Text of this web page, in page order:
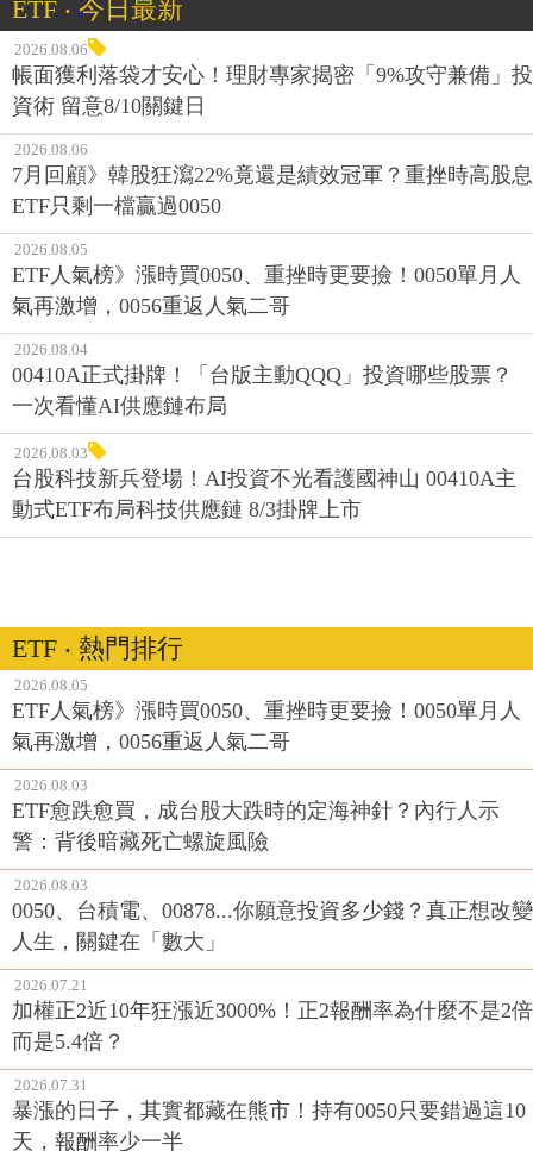
ETF ‧ 今日最新
2026.08.06
帳面獲利落袋才安心！理財專家揭密「9%攻守兼備」投
資術 留意8/10關鍵日
2026.08.06
7月回顧》韓股狂瀉22%竟還是績效冠軍？重挫時高股息
ETF只剩一檔贏過0050
2026.08.05
ETF人氣榜》漲時買0050、重挫時更要撿！0050單月人
氣再激增，0056重返人氣二哥
2026.08.04
00410A正式掛牌！「台版主動QQQ」投資哪些股票？
一次看懂AI供應鏈布局
2026.08.03
台股科技新兵登場！AI投資不光看護國神山 00410A主
動式ETF布局科技供應鏈 8/3掛牌上市
ETF ‧ 熱門排行
2026.08.05
ETF人氣榜》漲時買0050、重挫時更要撿！0050單月人
氣再激增，0056重返人氣二哥
2026.08.03
ETF愈跌愈買，成台股大跌時的定海神針？內行人示
警：背後暗藏死亡螺旋風險
2026.08.03
0050、台積電、00878...你願意投資多少錢？真正想改變
人生，關鍵在「數大」
2026.07.21
加權正2近10年狂漲近3000%！正2報酬率為什麼不是2倍
而是5.4倍？
2026.07.31
暴漲的日子，其實都藏在熊市！持有0050只要錯過這10
天，報酬率少一半